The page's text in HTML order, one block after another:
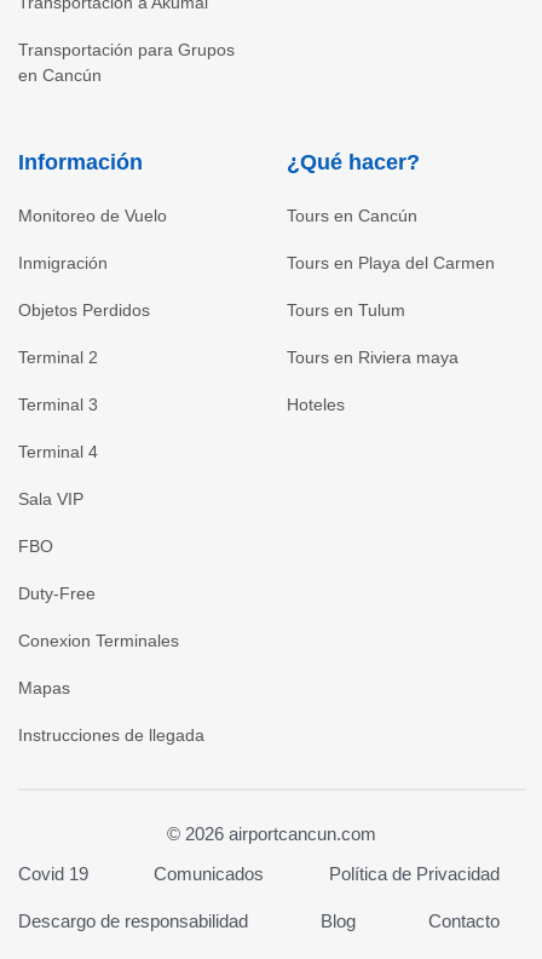
Transportación para Grupos
en Cancún
Información
Monitoreo de Vuelo
Inmigración
Objetos Perdidos
Terminal 2
Terminal 3
Terminal 4
Sala VIP
FBO
Duty-Free
Conexion Terminales
Mapas
Instrucciones de llegada
¿Qué hacer?
Tours en Cancún
Tours en Playa del Carmen
Tours en Tulum
Tours en Riviera maya
Hoteles
© 2026 airportcancun.com
Covid 19
Comunicados Política de Privacidad
Descargo de responsabilidad Blog Contacto